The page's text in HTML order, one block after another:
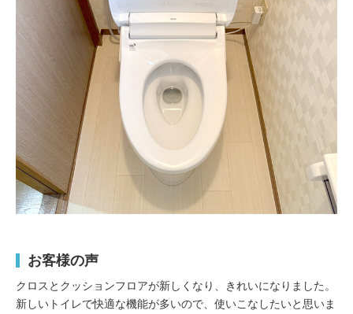
お客様の声
クロスとクッションフロアが新しくなり、きれいになりました。
新しいトイレで快適な機能が多いので、使いこなしたいと思いま